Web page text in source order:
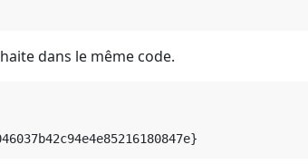
dans le même code.